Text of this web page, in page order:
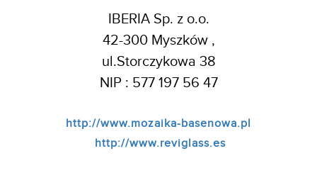
IBERIA Sp. z o.o.
42-300 Myszków ,
ul.Storczykowa 38
NIP : 577 197 56 47
http://www.mozaika-basenowa.pl
http://www.reviglass.es